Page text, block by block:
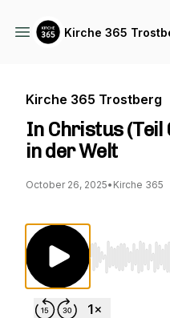
Kirche 365
Kirche 365 Trostberg
In Christus (Teil
in der Welt
October 26, 2025• Kirche 365
Use Left/